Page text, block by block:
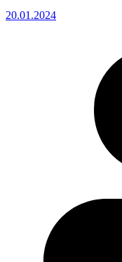
20.01.2024